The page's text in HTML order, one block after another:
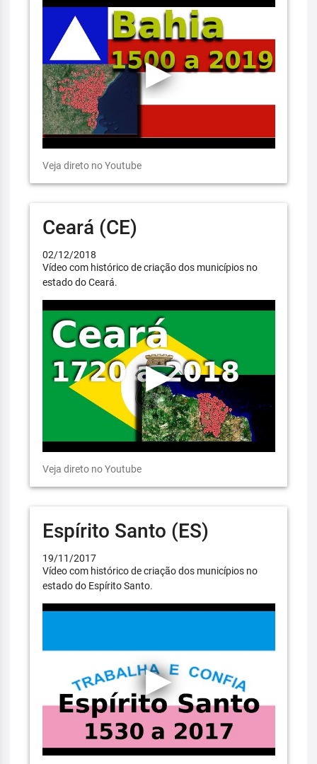
Veja direto no Youtube
Ceará (CE)
02/12/2018
Vídeo com histórico de criação dos municípios no
estado do Ceará.
Veja direto no Youtube
Espírito Santo (ES)
19/11/2017
Vídeo com histórico de criação dos municípios no
estado do Espírito Santo.